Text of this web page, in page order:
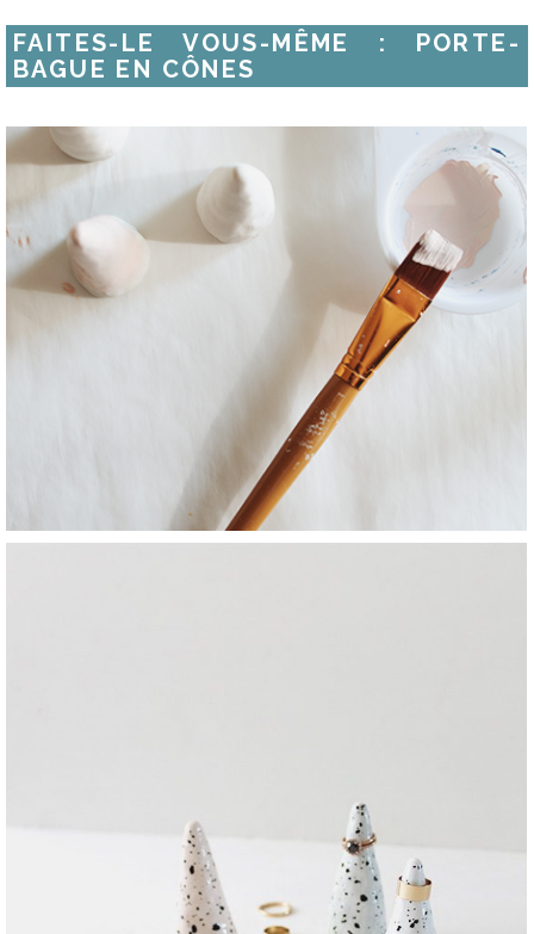
FAITES-LE VOUS-MÊME : PORTE-
BAGUE EN CÔNES